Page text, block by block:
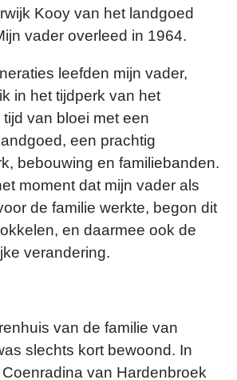
Kooy van het landgoed
vader overleed in 1964.
leefden mijn vader,
in het tijdperk van het
van bloei met een
een prachtig
bebouwing en familiebanden.
moment dat mijn vader als
de familie werkte, begon dit
en daarmee ook de
verandering.
van de familie van
slechts kort bewoond. In
van Hardenbroek